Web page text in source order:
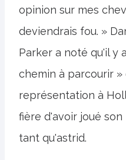
opinion sur mes
deviendrais fou. »
Parker a noté qu'il y
chemin à parcourir
représentation à
fière d'avoir joué
tant qu'astrid.